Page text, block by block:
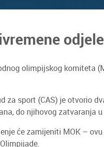
olimpijskog komiteta
za sport (CAS) je otvorio
do njihovog zatvaranja
će zamijeniti MOK –